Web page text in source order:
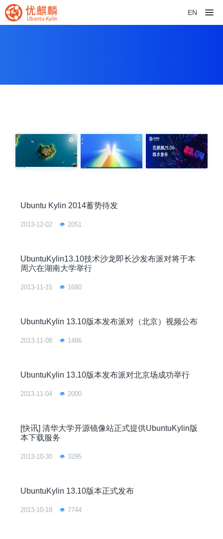
EN
Ubuntu Kylin 2014蓄势待发
2013-12-02 2051
UbuntuKylin13.10技术沙龙即长沙发布派对将于本
周六在湖南大学举行
2013-11-15 1680
UbuntuKylin 13.10版本发布派对（北京）视频公布
2013-11-08 1486
UbuntuKylin 13.10版本发布派对北京场成功举行
2013-11-04 2000
[快讯] 清华大学开源镜像站正式提供UbuntuKylin版
本下载服务
2013-10-30 3295
UbuntuKylin 13.10版本正式发布
2013-10-18 7744